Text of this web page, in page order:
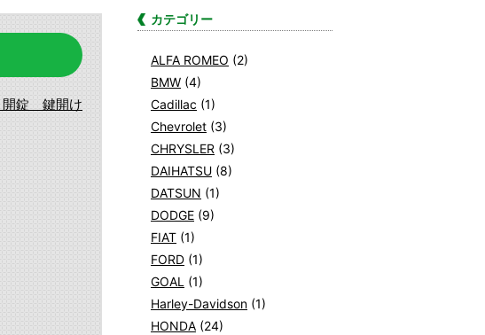
錠 鍵開け
カテゴリー
ALFA ROMEO (2)
BMW (4)
Cadillac (1)
Chevrolet (3)
CHRYSLER (3)
DAIHATSU (8)
DATSUN (1)
DODGE (9)
FIAT (1)
FORD (1)
GOAL (1)
Harley-Davidson (1)
HONDA (24)